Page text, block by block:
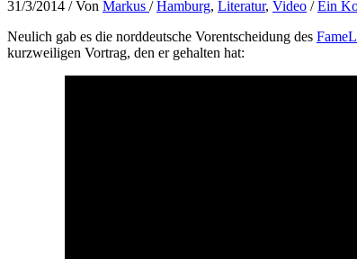
31/3/2014 / Von Markus /Hamburg, Literatur, Video /Ein
Neulich gab es die norddeutsche Vorentscheidung des
kurzweiligen Vortrag, den er gehalten hat: